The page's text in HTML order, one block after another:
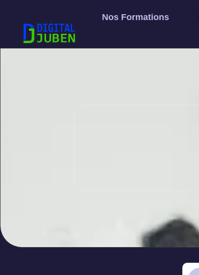
Nos Formations